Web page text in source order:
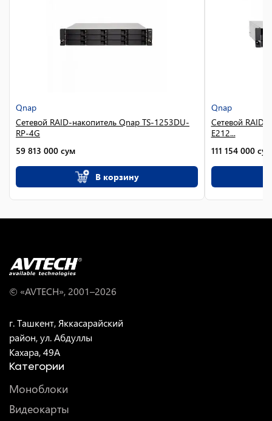
Qnap
Сетевой RAID-накопитель Qnap TS-1253DU-
RP-4G
59 813 000 сум
В корзину
Qnap
Сетевой RAID-
E212...
111 154 000 сум
© «AVTECH», 2001–2026
г. Ташкент, Яккасарайский
район, ул. Абдуллы
Кахара, 49A
Категории
Моноблоки
Видеокарты